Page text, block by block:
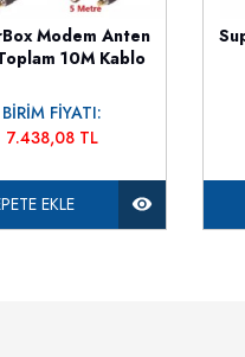
Modem Anten
10M Kablo
BİRİM FİYATI:
7.438,08 TL
EKLE